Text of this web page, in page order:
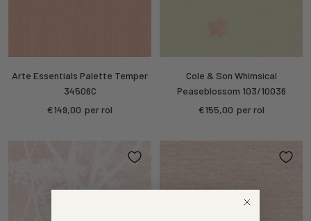
Arte Essentials Palette Temper
34506C
Sale
€149,00 per rol
Cole & Son Whimsical
Peaseblossom 103/10036
Sale
€155,00 per rol